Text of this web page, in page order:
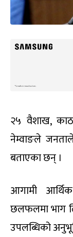
२५ वैशाख,
नेम्वाङले
बताएका छन् ।
आगामी
छलफलमा भाग
उपलब्धिको